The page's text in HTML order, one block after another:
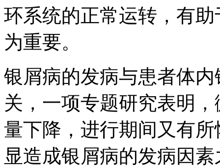
环系统的正常运转，有
为重要。
银屑病的发病与患者体
关，一项专题研究表明
量下降，进行期间又有
显造成银屑病的发病因